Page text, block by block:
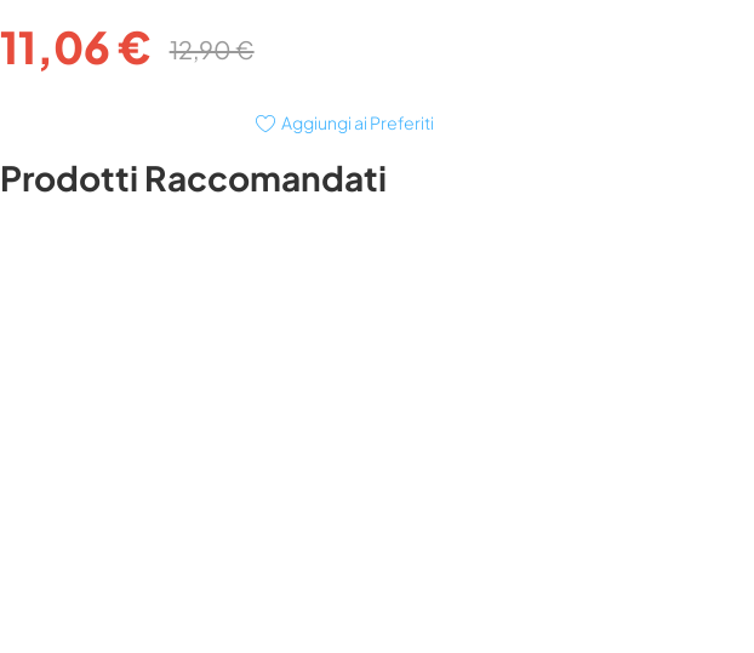
11,06 € 12,90 €
Aggiungi ai Preferiti
Prodotti Raccomandati